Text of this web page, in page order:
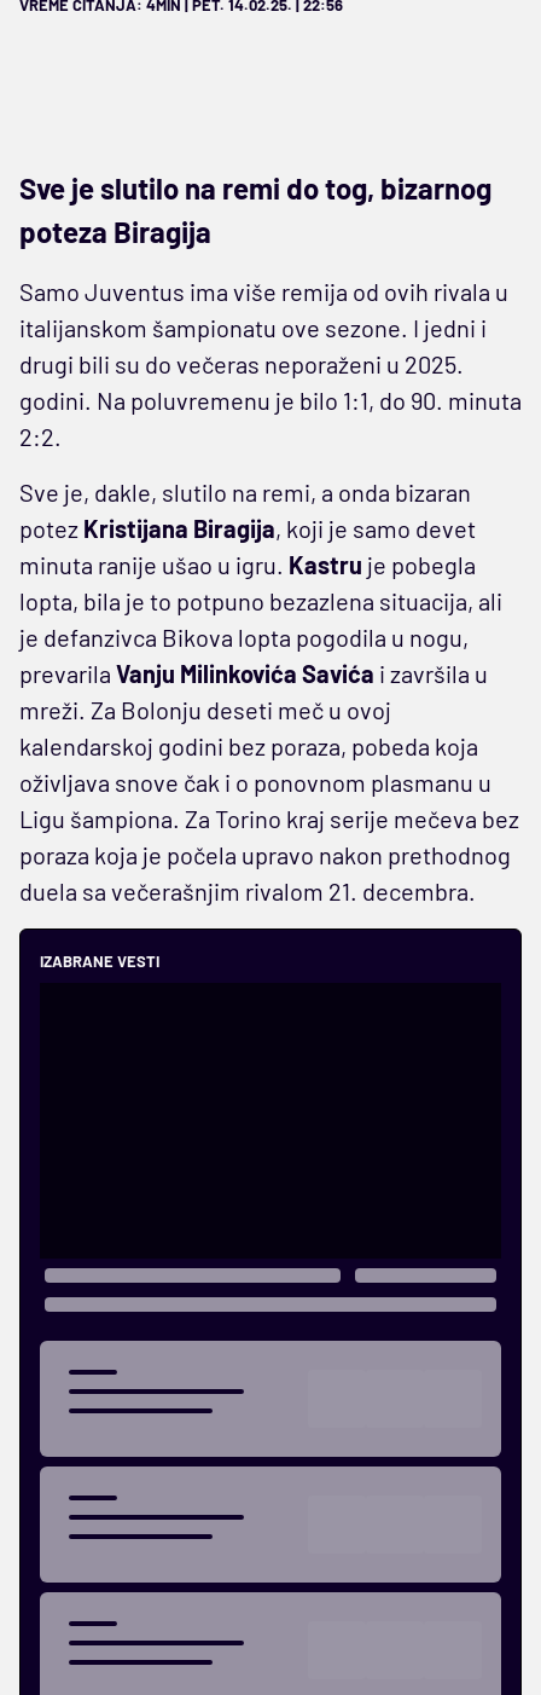
VREME ČITANJA: 4MIN | PET. 14.02.25. | 22:56
Sve je slutilo na remi do tog, bizarnog
poteza Biragija
Samo Juventus ima više remija od ovih rivala u
italijanskom šampionatu ove sezone. I jedni i
drugi bili su do večeras neporaženi u 2025.
godini. Na poluvremenu je bilo 1:1, do 90. minuta
2:2.
Sve je, dakle, slutilo na remi, a onda bizaran
potez Kristijana Biragija, koji je samo devet
minuta ranije ušao u igru. Kastru je pobegla
lopta, bila je to potpuno bezazlena situacija, ali
je defanzivca Bikova lopta pogodila u nogu,
prevarila Vanju Milinkovića Savića i završila u
mreži. Za Bolonju deseti meč u ovoj
kalendarskoj godini bez poraza, pobeda koja
oživljava snove čak i o ponovnom plasmanu u
Ligu šampiona. Za Torino kraj serije mečeva bez
poraza koja je počela upravo nakon prethodnog
duela sa večerašnjim rivalom 21. decembra.
IZABRANE VESTI